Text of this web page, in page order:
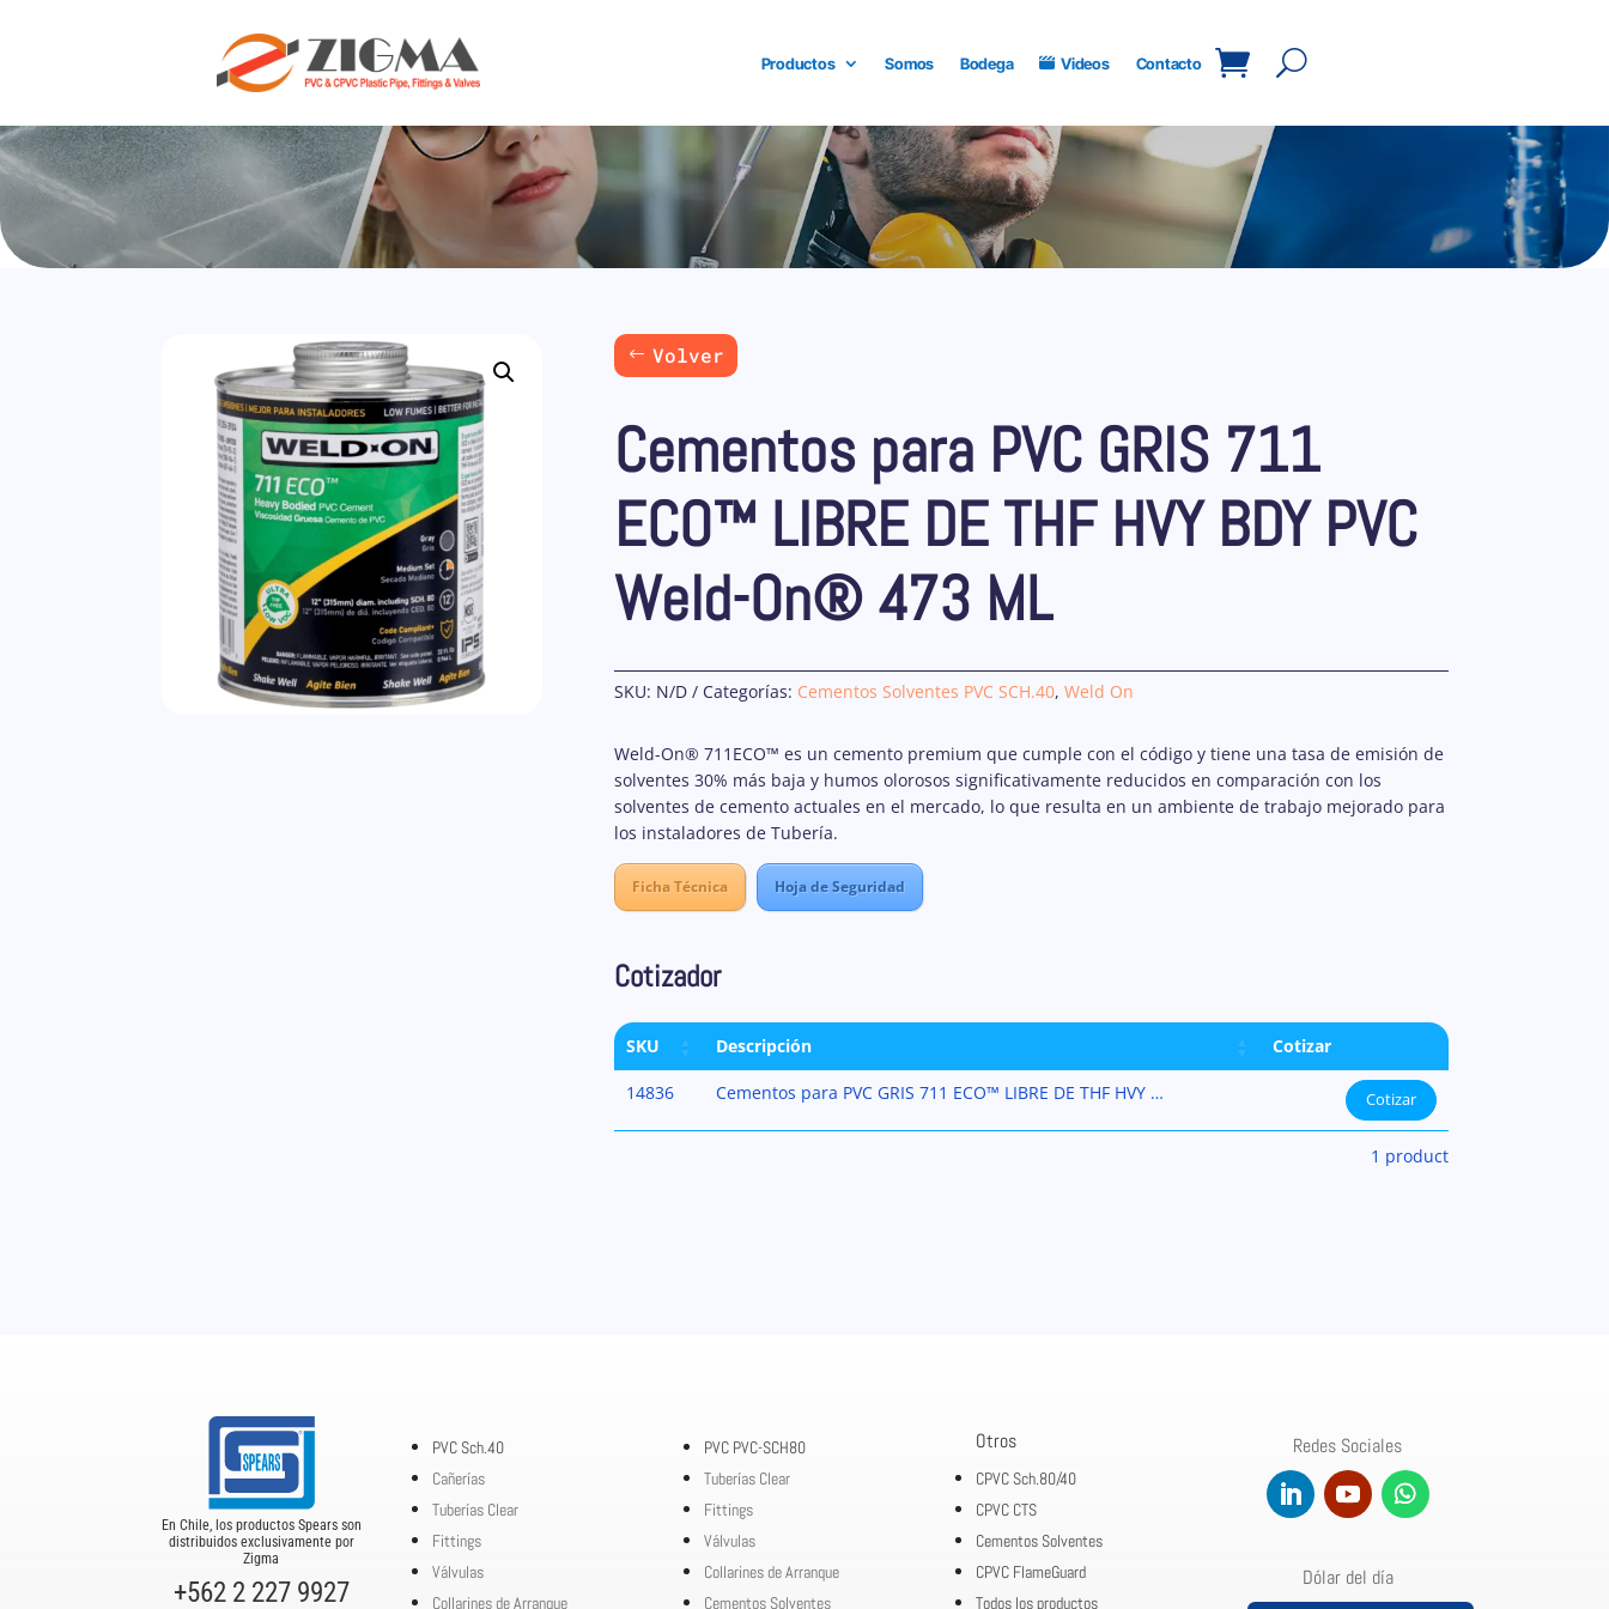
Productos Somos Bodega Videos Contacto
Volver
Cementos para PVC GRIS 711
ECO™ LIBRE DE THF HVY BDY PVC
Weld-On® 473 ML
SKU: N/D Categorías: Cementos Solventes PVC SCH.40, Weld On
Weld-On® 711ECO™ es un cemento premium que cumple con el código y tiene una tasa de emisión de
solventes 30% más baja y humos olorosos significativamente reducidos en comparación con los
solventes de cemento actuales en el mercado, lo que resulta en un ambiente de trabajo mejorado para
los instaladores de Tubería.
Ficha Técnica Hoja de Seguridad
Cotizador
SKU Descripción Cotizar
14836 Cementos para PVC GRIS 711 ECO™ LIBRE DE THF HVY … Cotizar
1 product
En Chile, los productos Spears son
distribuidos exclusivamente por
Zigma
+562 2 227 9927
PVC Sch.40
Cañerías
Tuberías Clear
Fittings
Válvulas
Collarines de Arranque
PVC PVC-SCH80
Tuberías Clear
Fittings
Válvulas
Collarines de Arranque
Cementos Solventes
Otros
CPVC Sch.80/40
CPVC CTS
Cementos Solventes
CPVC FlameGuard
Todos los productos
Redes Sociales
Dólar del día